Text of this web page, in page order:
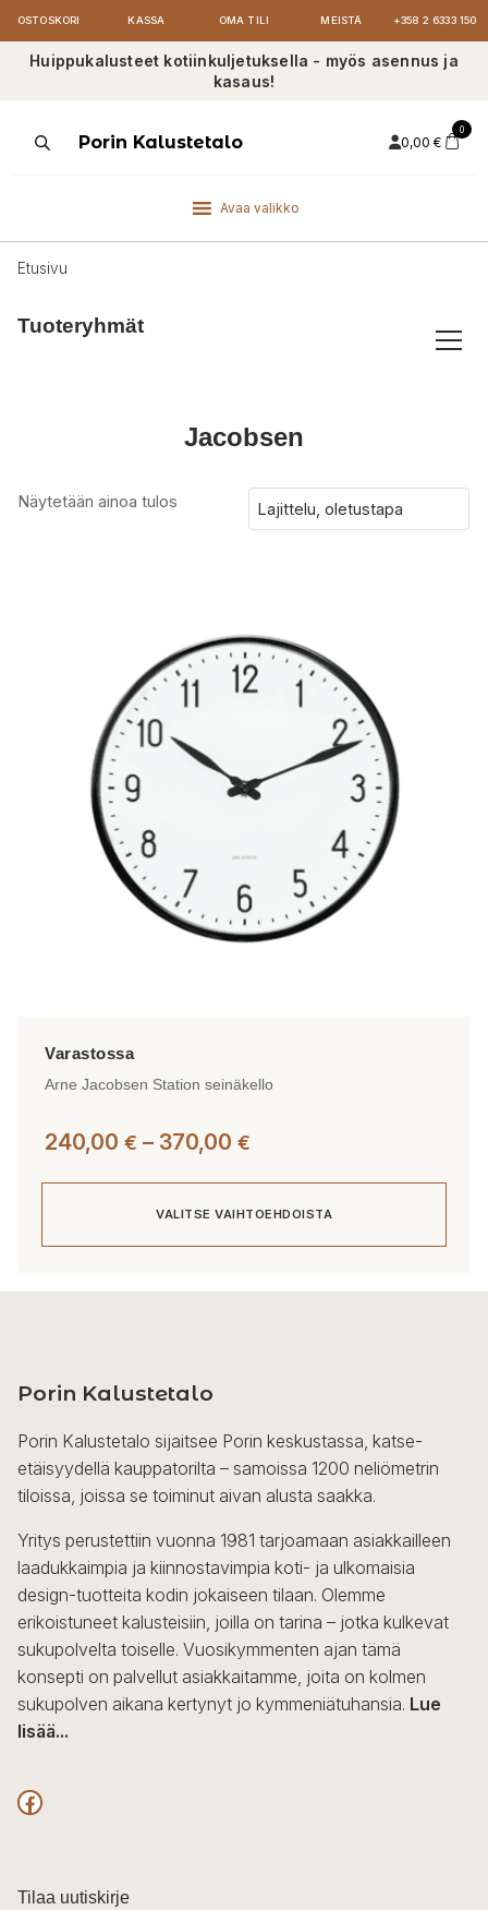
OSTOSKORI KASSA OMA TILI MEISTÄ +358 2 6333 150
Huippukalusteet kotiinkuljetuksella - myös asennus ja
kasaus!
ProductsPorin Kalustetalo 0,00 €
0
Avaa valikko
Etusivu
Tuoteryhmät
Jacobsen
Näytetään ainoa tulos
Arne Jacobsen Station seinäkello
240,00 € – 370,00 €
370,00 €
VALITSE VAIHTOEHDOISTA
muunnelma.
tehdä
valinnat
tuotteen
sivulla.
Porin Kalustetalo
Porin Kalustetalo sijaitsee Porin keskustassa, katse-
etäisyydellä kauppatorilta – samoissa 1200 neliömetrin
tiloissa, joissa se toiminut aivan alusta saakka.
Yritys perustettiin vuonna 1981 tarjoamaan asiakkailleen
laadukkaimpia ja kiinnostavimpia koti- ja ulkomaisia
design-tuotteita kodin jokaiseen tilaan. Olemme
erikoistuneet kalusteisiin, joilla on tarina – jotka kulkevat
sukupolvelta toiselle. Vuosikymmenten ajan tämä
konsepti on palvellut asiakkaitamme, joita on kolmen
sukupolven aikana kertynyt jo kymmeniätuhansia. Lue
lisää...
F
c
Tilaa uutiskirje